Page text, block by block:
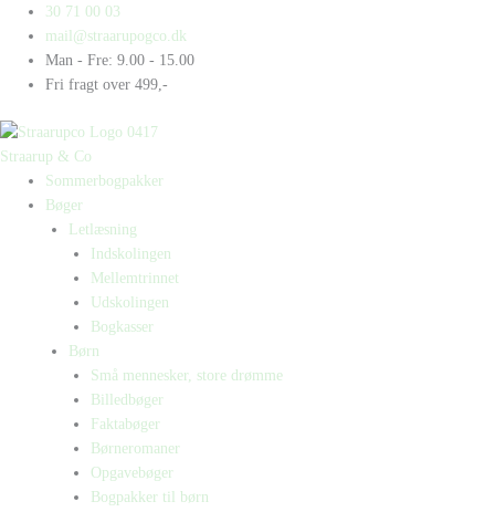
indholdet
30 71 00 03
mail@straarupogco.dk
Man - Fre: 9.00 - 15.00
Fri fragt over 499,-
Straarup & Co
Sommerbogpakker
Bøger
Letlæsning
Indskolingen
Mellemtrinnet
Udskolingen
Bogkasser
Børn
Små mennesker, store drømme
Billedbøger
Faktabøger
Børneromaner
Opgavebøger
Bogpakker til børn
Products
search
Products
search